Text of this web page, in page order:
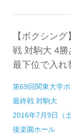
【ボクシン
戦 対駒大 4
最下位で入れ
第69回関東大学
最終戦 対駒大
2016年7月9日（土
後楽園ホール